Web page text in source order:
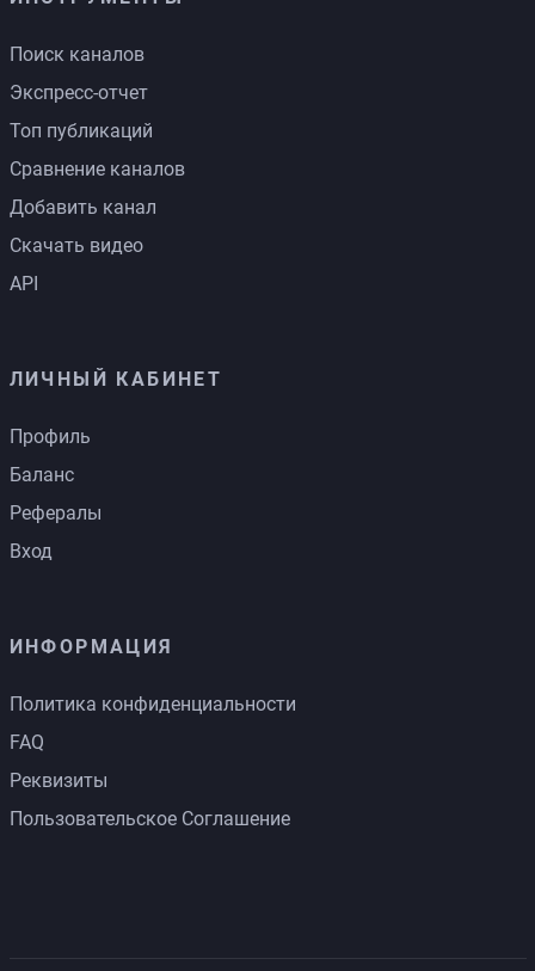
Поиск каналов
Экспресс-отчет
Топ публикаций
Сравнение каналов
Добавить канал
Скачать видео
API
ЛИЧНЫЙ КАБИНЕТ
Профиль
Баланс
Рефералы
Вход
ИНФОРМАЦИЯ
Политика конфиденциальности
FAQ
Реквизиты
Пользовательское Соглашение